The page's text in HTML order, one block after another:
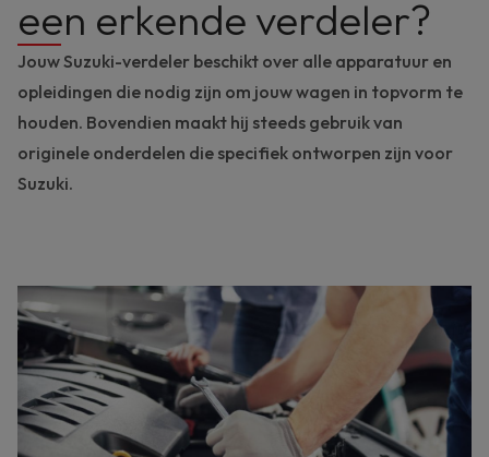
een erkende verdeler?
Jouw Suzuki-verdeler beschikt over alle apparatuur en
opleidingen die nodig zijn om jouw wagen in topvorm te
houden. Bovendien maakt hij steeds gebruik van
originele onderdelen die specifiek ontworpen zijn voor
Suzuki.